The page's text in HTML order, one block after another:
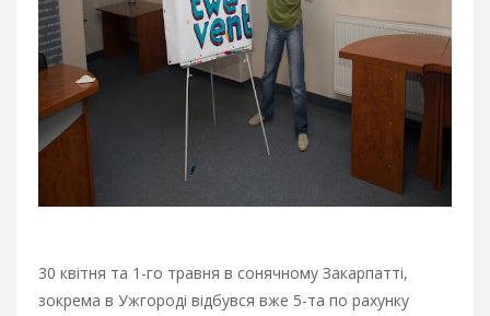
30 квітня та 1-го травня в сонячному Закарпатті,
зокрема в Ужгороді відбувся вже 5-та по рахунку